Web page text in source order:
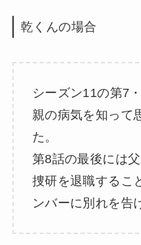
乾くんの場合
シーズン11の第7
親の病気を知って
た。
第8話の最後には
捜研を退職するこ
ンバーに別れを告